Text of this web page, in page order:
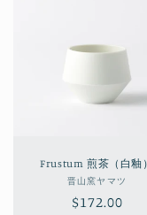
Frustum 煎茶（白釉）
販
売
晋山窯ヤマツ
通
$172.00